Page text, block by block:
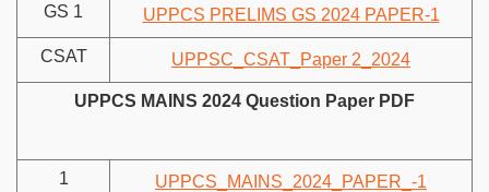
GS 1 UPPCS PRELIMS GS 2024 PAPER-1
CSAT UPPSC_CSAT_Paper 2_2024
UPPCS MAINS 2024 Question Paper PDF
1 UPPCS_MAINS_2024_PAPER_-1